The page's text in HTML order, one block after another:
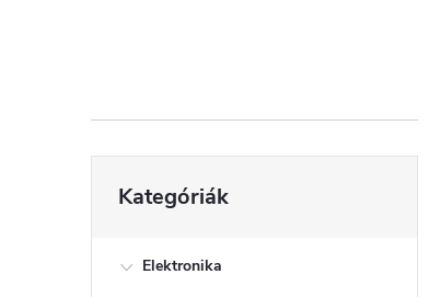
l
sátugrása
Kategóriák
Elektronika